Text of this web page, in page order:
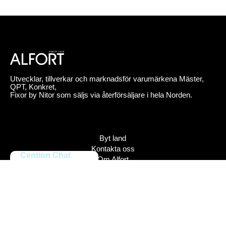
Utvecklar, tillverkar och marknadsför varumärkena Mäster,
QPT, Konkret,
Fixor by Nitor som säljs via återförsäljare i hela Norden.
Byt land
Kontakta oss
Om Alfort
Cention Chat